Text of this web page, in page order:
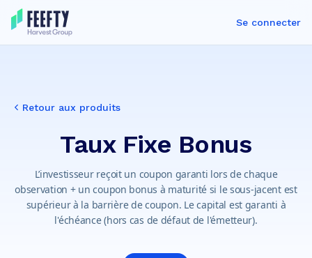
Se connecter
Retour aux produits
Taux Fixe Bonus
L’investisseur reçoit un coupon garanti lors de chaque
observation + un coupon bonus à maturité si le sous-jacent est
supérieur à la barrière de coupon. Le capital est garanti à
l'échéance (hors cas de défaut de l'émetteur).